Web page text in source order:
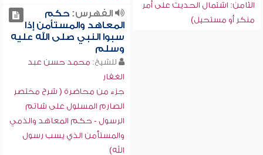
الثامن: اشتمال الحديث على أمر
منكر أو مستحيل)
الفهرس:حكم
المعاهد والمستأمن إذا
سبوا النبي صلى الله عليه
وسلم
للشيخ: محمد حسن عبد
الغفار
جزء من محاضرة ( شرح مختصر
الصارم المسلول على شاتم
الرسول - حكم المعاهد والذمي
والمستأمن الذي يسب رسول
الله)